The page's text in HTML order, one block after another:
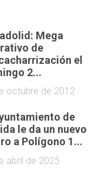
Mega
de
el
2...
octubre de 2012
de
le da un nuevo
a Polígono 1...
abril de 2025